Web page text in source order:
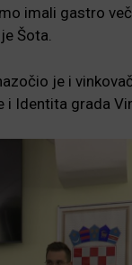
imali gastro
Šota.
je i
Identita grada